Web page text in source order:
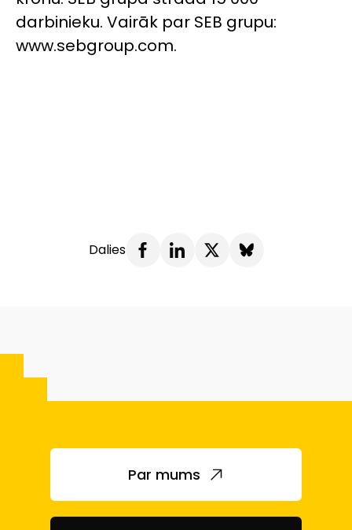
darbinieku. Vairāk par SEB grupu:
www.sebgroup.com.
Dalies
Par mums